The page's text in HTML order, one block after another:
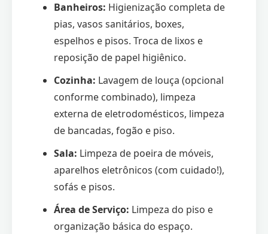
Banheiros: Higienização completa de
pias, vasos sanitários, boxes,
espelhos e pisos. Troca de lixos e
reposição de papel higiênico.
Cozinha: Lavagem de louça (opcional
conforme combinado), limpeza
externa de eletrodomésticos, limpeza
de bancadas, fogão e piso.
Sala: Limpeza de poeira de móveis,
aparelhos eletrônicos (com cuidado!),
sofás e pisos.
Área de Serviço: Limpeza do piso e
organização básica do espaço.